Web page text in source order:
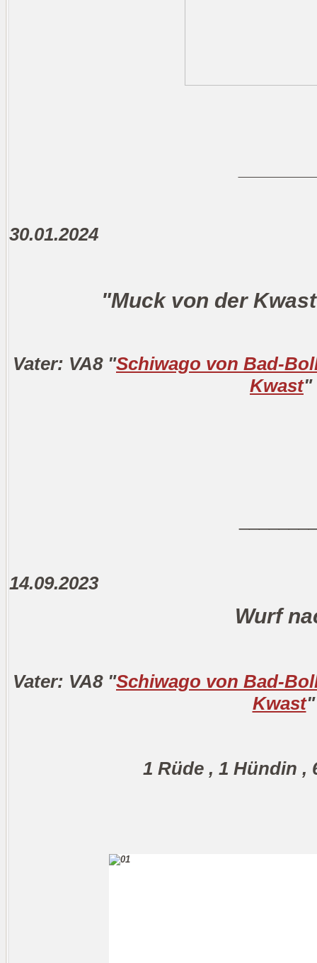
30.01.2024
"Muck von der
Vater: VA8 "Schiwago von Bad-
Kwast"
14.09.2023
Wurf
Vater: VA8 "Schiwago von Bad-
Kwast
1 Rüde , 1 Hündin ,